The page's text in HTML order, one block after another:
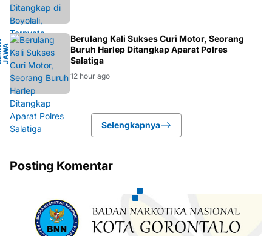
T
A
GH
Berulang Kali Sukses Curi Motor, Seorang
Buruh Harlep Ditangkap Aparat Polres
Salatiga
12 hour ago
Selengkapnya
Posting Komentar